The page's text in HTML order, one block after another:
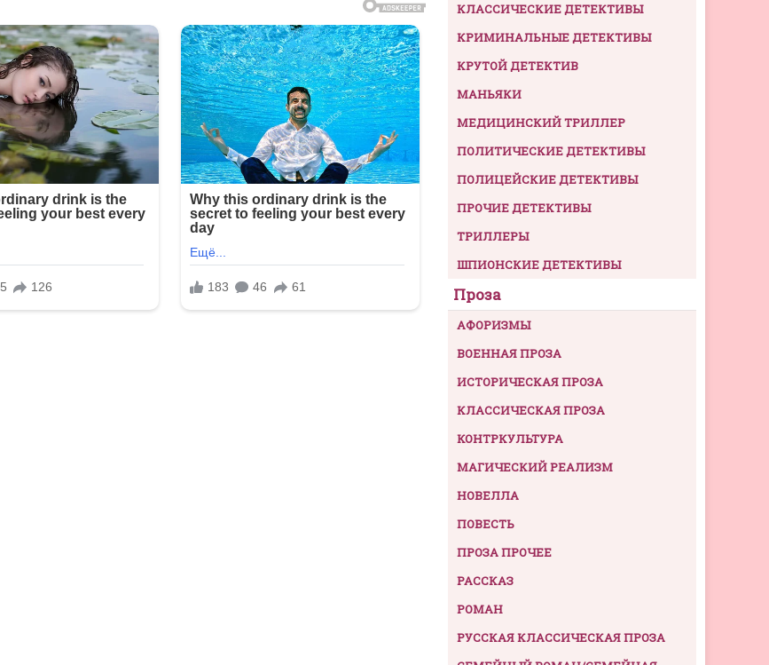
КЛАССИЧЕСКИЕ ДЕТЕКТИВЫ
КРИМИНАЛЬНЫЕ ДЕТЕКТИВЫ
КРУТОЙ ДЕТЕКТИВ
МАНЬЯКИ
МЕДИЦИНСКИЙ ТРИЛЛЕР
ПОЛИТИЧЕСКИЕ ДЕТЕКТИВЫ
ПОЛИЦЕЙСКИЕ ДЕТЕКТИВЫ
ПРОЧИЕ ДЕТЕКТИВЫ
ТРИЛЛЕРЫ
ШПИОНСКИЕ ДЕТЕКТИВЫ
Проза
АФОРИЗМЫ
ВОЕННАЯ ПРОЗА
ИСТОРИЧЕСКАЯ ПРОЗА
КЛАССИЧЕСКАЯ ПРОЗА
КОНТРКУЛЬТУРА
МАГИЧЕСКИЙ РЕАЛИЗМ
НОВЕЛЛА
ПОВЕСТЬ
ПРОЗА ПРОЧЕЕ
РАССКАЗ
РОМАН
РУССКАЯ КЛАССИЧЕСКАЯ ПРОЗА